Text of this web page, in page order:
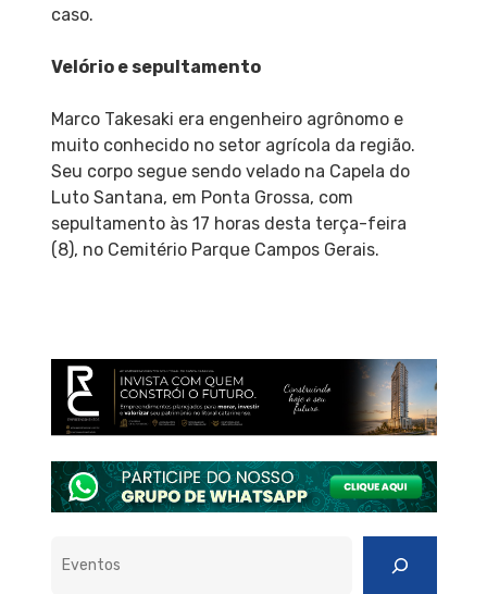
caso.
Velório e sepultamento
Marco Takesaki era engenheiro agrônomo e
muito conhecido no setor agrícola da região.
Seu corpo segue sendo velado na Capela do
Luto Santana, em Ponta Grossa, com
sepultamento às 17 horas desta terça-feira
(8), no Cemitério Parque Campos Gerais.